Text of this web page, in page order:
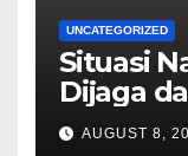
UNCATEGORIZED
Situasi
Dijaga
HUT ke-
AUGUST 8,